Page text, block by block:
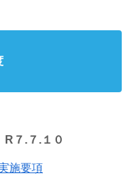
７.７.１０
施要項